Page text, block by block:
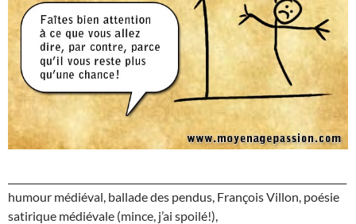
humour médiéval, ballade des pendus, François Villon, poésie
satirique médiévale (mince, j’ai spoilé!),